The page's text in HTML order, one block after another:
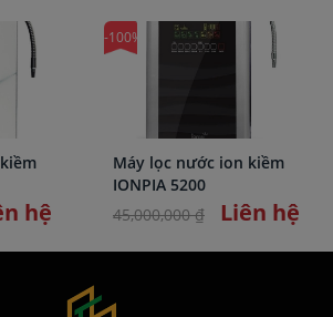
hệ
-100%
Máy lọc nước ion kiềm
IONPIA 5200
45,000,000 ₫
Liên hệ